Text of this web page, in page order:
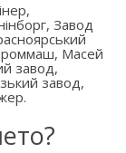
Завод
Масей
завод,
завод,